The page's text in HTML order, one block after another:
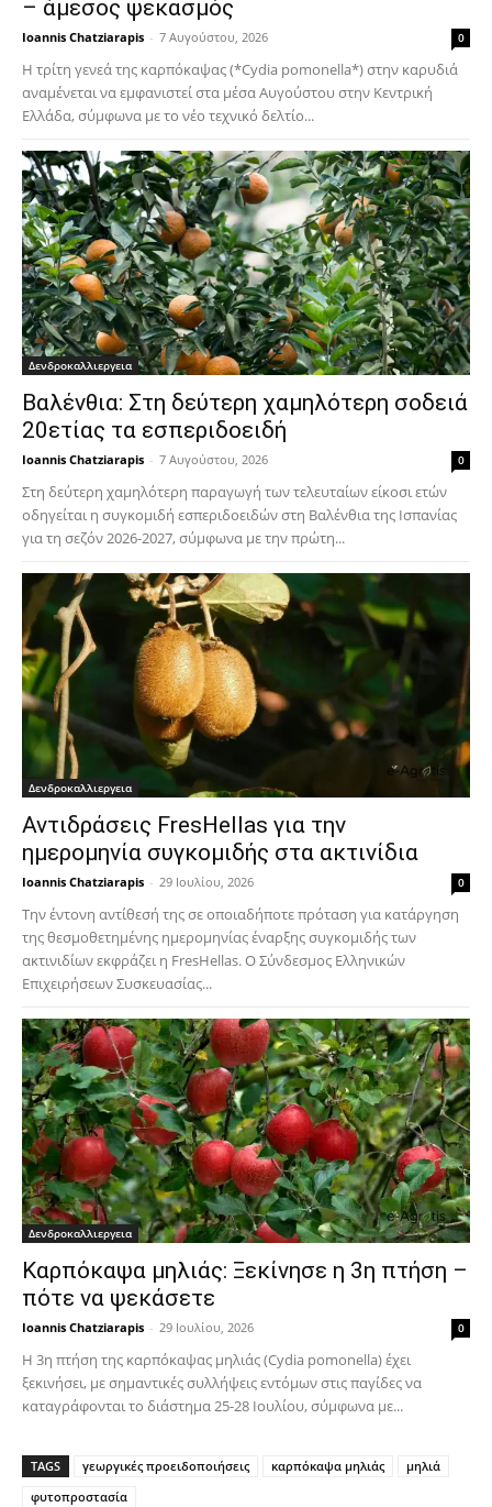
– άμεσος ψεκασμός
Ioannis Chatziarapis - 7 Αυγούστου, 2026 0
Η τρίτη γενεά της καρπόκαψας (*Cydia pomonella*) στην καρυδιά
αναμένεται να εμφανιστεί στα μέσα Αυγούστου στην Κεντρική
Ελλάδα, σύμφωνα με το νέο τεχνικό δελτίο...
Δενδροκαλλιεργεια
Βαλένθια: Στη δεύτερη χαμηλότερη σοδειά
20ετίας τα εσπεριδοειδή
Ioannis Chatziarapis - 7 Αυγούστου, 2026 0
Στη δεύτερη χαμηλότερη παραγωγή των τελευταίων είκοσι ετών
οδηγείται η συγκομιδή εσπεριδοειδών στη Βαλένθια της Ισπανίας
για τη σεζόν 2026-2027, σύμφωνα με την πρώτη...
Δενδροκαλλιεργεια
Αντιδράσεις FresHellas για την
ημερομηνία συγκομιδής στα ακτινίδια
Ioannis Chatziarapis - 29 Ιουλίου, 2026 0
Την έντονη αντίθεσή της σε οποιαδήποτε πρόταση για κατάργηση
της θεσμοθετημένης ημερομηνίας έναρξης συγκομιδής των
ακτινιδίων εκφράζει η FresHellas. Ο Σύνδεσμος Ελληνικών
Επιχειρήσεων Συσκευασίας...
Δενδροκαλλιεργεια
Καρπόκαψα μηλιάς: Ξεκίνησε η 3η πτήση –
πότε να ψεκάσετε
Ioannis Chatziarapis - 29 Ιουλίου, 2026 0
Η 3η πτήση της καρπόκαψας μηλιάς (Cydia pomonella) έχει
ξεκινήσει, με σημαντικές συλλήψεις εντόμων στις παγίδες να
καταγράφονται το διάστημα 25-28 Ιουλίου, σύμφωνα με...
TAGS γεωργικές προειδοποιήσεις καρπόκαψα μηλιάς
μηλιά
φυτοπροστασία